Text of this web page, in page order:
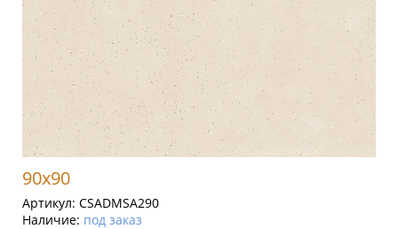
90x90
Артикул: CSADMSA290
Наличие: под заказ